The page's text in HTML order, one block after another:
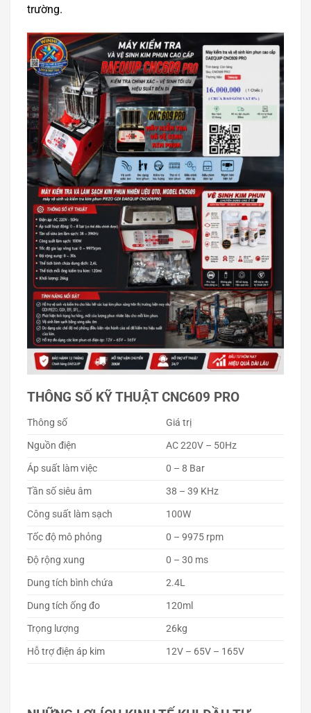
trường.
THÔNG SỐ KỸ THUẬT CNC609 PRO
Thông số
Giá trị
Nguồn điện
AC 220V – 50Hz
Áp suất làm việc
0 – 8 Bar
Tần số siêu âm
38 – 39 KHz
Công suất làm sạch
100W
Tốc độ mô phỏng
0 – 9975 rpm
Độ rộng xung
0 – 30 ms
Dung tích bình chứa
2.4L
Dung tích ống đo
120ml
Trọng lượng
26kg
Hỗ trợ điện áp kim
12V – 65V – 165V